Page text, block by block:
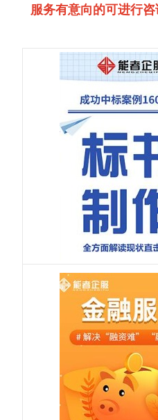
服务有意向的可进行